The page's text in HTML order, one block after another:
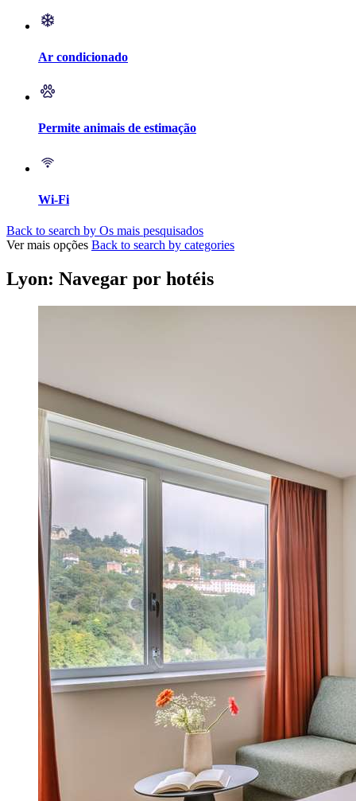
Ar condicionado
Permite animais de estimação
Wi-Fi
Back to search by Os mais pesquisados
Ver mais opções Back to search by categories
Lyon: Navegar por hotéis